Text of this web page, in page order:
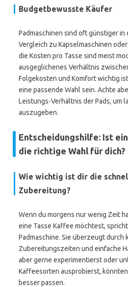
Budgetbewusste Käufer
Padmaschinen sind oft günstiger in
Vergleich zu Kapselmaschinen
die Kosten pro Tasse sind meist
ausgeglichenes Verhältnis
Folgekosten und Komfort wichtig
eine passende Wahl sein. Achte
Leistungs-Verhältnis der Pads, um
auszugeben.
Entscheidungshilfe: Ist
die richtige Wahl für dich?
Wie wichtig ist dir die
Zubereitung?
Wenn du morgens nur wenig Zeit
eine Tasse Kaffee möchtest,
Padmaschine. Sie überzeugt durch
Zubereitungszeiten und einfache
aber gerne experimentierst oder
Kaffeesorten ausprobierst,
besser passen.